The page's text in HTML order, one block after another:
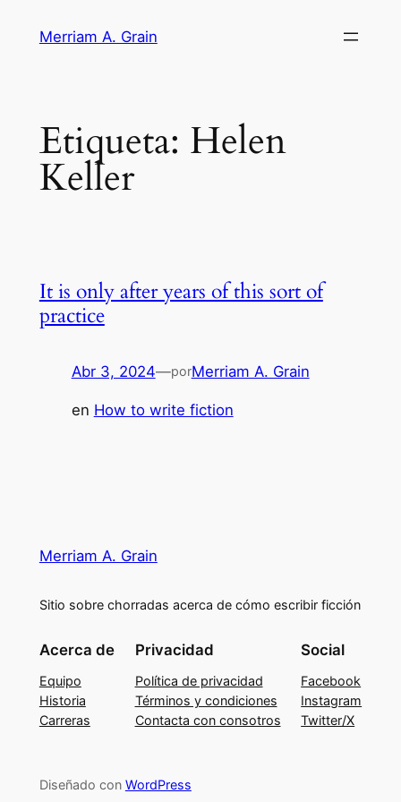
Merriam A. Grain
Etiqueta: Helen
Keller
It is only after years of this sort of
practice
Abr 3, 2024—porMerriam A. Grain
en How to write fiction
Merriam A. Grain
Sitio sobre chorradas acerca de cómo escribir ficción
Acerca de
Equipo
Historia
Carreras
Privacidad
Política de privacidad
Términos y condiciones
Contacta con consotros
Social
Facebook
Instagram
Twitter/X
Diseñado con WordPress